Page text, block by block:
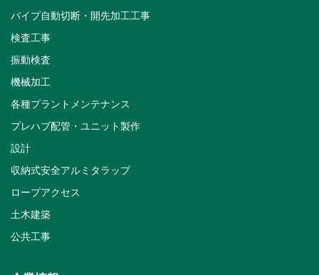
パイプ自動切断・開先加工工事
検査工事
振動検査
機械加工
各種プラントメンテナンス
プレハブ配管・ユニット製作
設計
収納式安全アルミタラップ
ロープアクセス
土木建築
公共工事